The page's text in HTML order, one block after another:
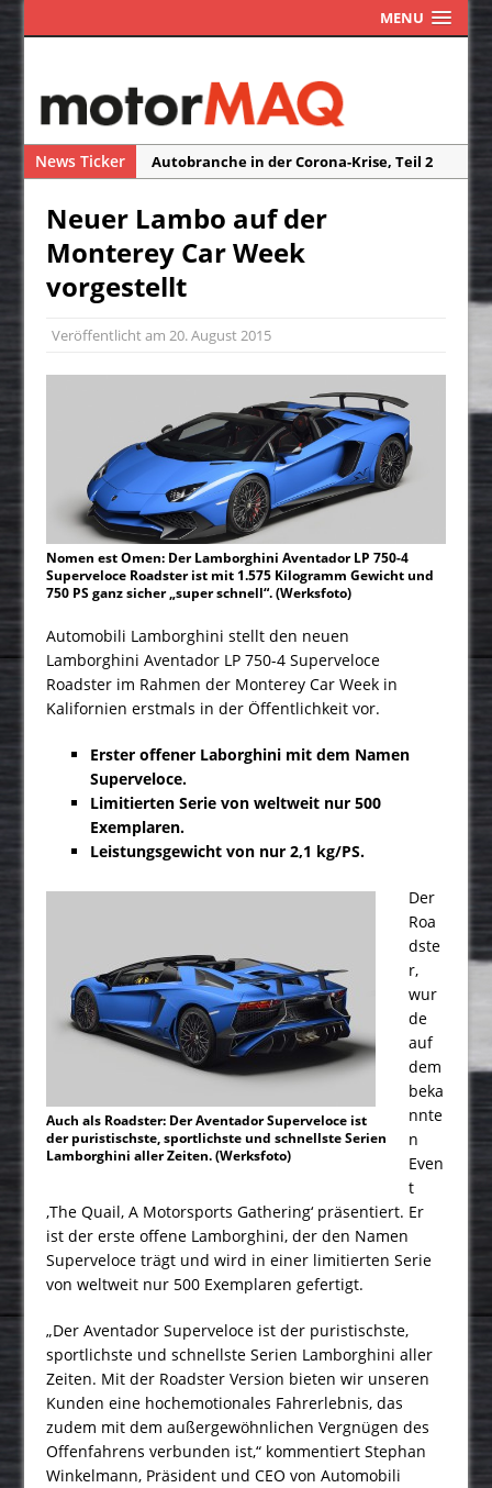
MENU
News Ticker
Autobranche in der Corona-Krise, Teil 2
Das Assistenzsystem ISA macht Blitzer
und Radarfallen überflüssig
Die Reisefreiheit ist ein Traum
durch Corona?
Neuer Lambo auf der
Monterey Car Week
vorgestellt
Veröffentlicht am20. August 2015
Nomen est Omen: Der Lamborghini Aventador LP 750-4
Superveloce Roadster ist mit 1.575 Kilogramm Gewicht und
750 PS ganz sicher „super schnell“. (Werksfoto)
Automobili Lamborghini stellt den neuen
Lamborghini Aventador LP 750-4 Superveloce
Roadster im Rahmen der Monterey Car Week in
Kalifornien erstmals in der Öffentlichkeit vor.
Erster offener Laborghini mit dem Namen
Superveloce.
Limitierten Serie von weltweit nur 500
Exemplaren.
Leistungsgewicht von nur 2,1 kg/PS.
Auch als Roadster: Der Aventador Superveloce ist
der puristischste, sportlichste und schnellste Serien
Lamborghini aller Zeiten. (Werksfoto)
Der
Roa
dste
r,
wur
de
auf
dem
beka
nnte
n
Even
t
‚The Quail, A Motorsports Gathering‘ präsentiert. Er
ist der erste offene Lamborghini, der den Namen
Superveloce trägt und wird in einer limitierten Serie
von weltweit nur 500 Exemplaren gefertigt.
„Der Aventador Superveloce ist der puristischste,
sportlichste und schnellste Serien Lamborghini aller
Zeiten. Mit der Roadster Version bieten wir unseren
Kunden eine hochemotionales Fahrerlebnis, das
zudem mit dem außergewöhnlichen Vergnügen des
Offenfahrens verbunden ist,“ kommentiert Stephan
Winkelmann, Präsident und CEO von Automobili